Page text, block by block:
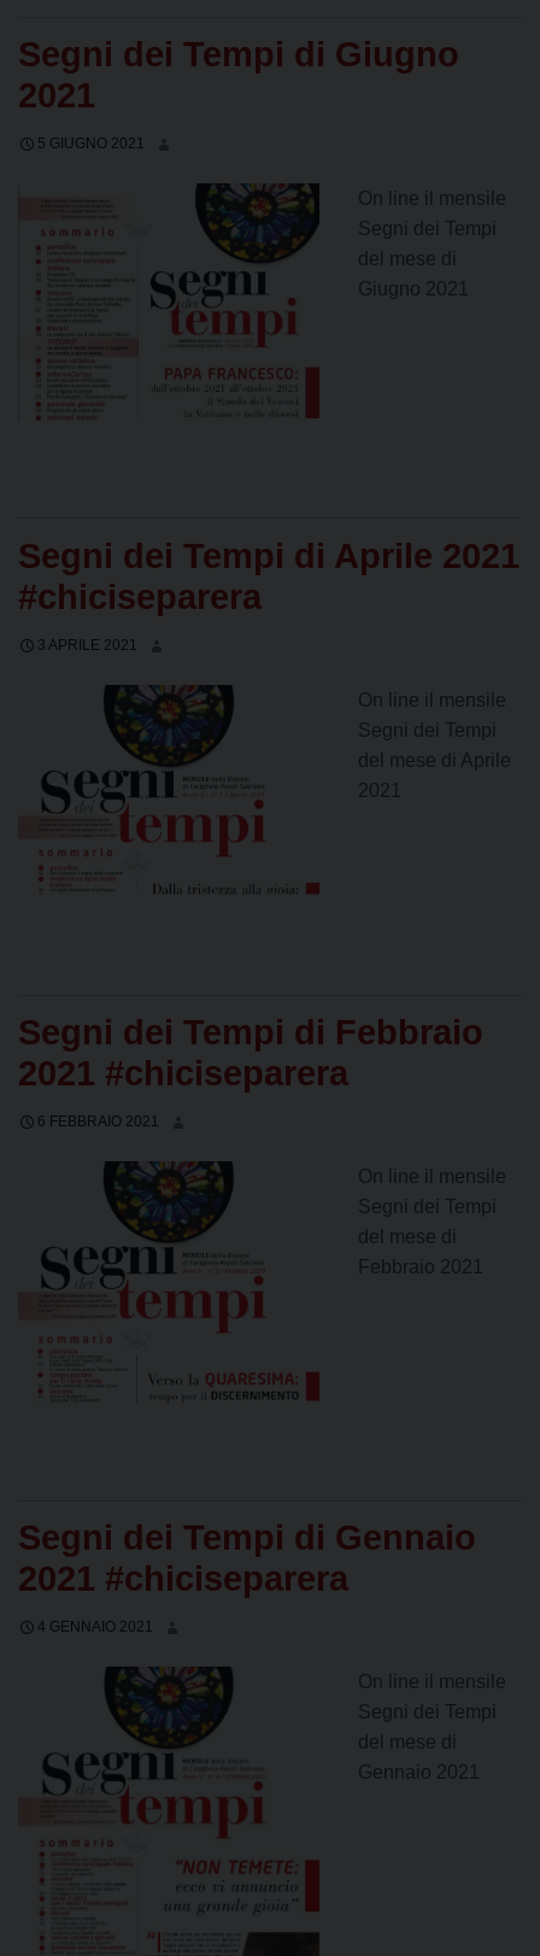
Segni dei Tempi di Giugno
2021
5 GIUGNO 2021
On line il mensile
Segni dei Tempi
del mese di
Giugno 2021
Segni dei Tempi di Aprile 2021
#chiciseparera
3 APRILE 2021
On line il mensile
Segni dei Tempi
del mese di Aprile
2021
Segni dei Tempi di Febbraio
2021 #chiciseparera
6 FEBBRAIO 2021
On line il mensile
Segni dei Tempi
del mese di
Febbraio 2021
Segni dei Tempi di Gennaio
2021 #chiciseparera
4 GENNAIO 2021
On line il mensile
Segni dei Tempi
del mese di
Gennaio 2021